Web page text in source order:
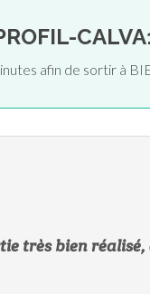
afin de sortir à
très bien